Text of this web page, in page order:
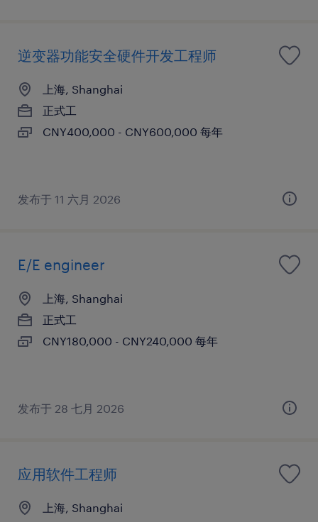
逆变器功能安全硬件开发工程师
上海, Shanghai
正式工
CNY400,000 - CNY600,000 每年
发布于 11 六月 2026
E/E engineer
上海, Shanghai
正式工
CNY180,000 - CNY240,000 每年
发布于 28 七月 2026
应用软件工程师
上海, Shanghai